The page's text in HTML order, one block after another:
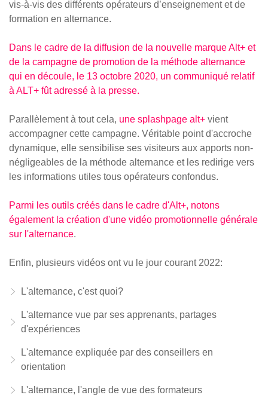
vis-à-vis des différents opérateurs d’enseignement et de
formation en alternance.
Dans le cadre de la diffusion de la nouvelle marque Alt+ et
de la campagne de promotion de la méthode alternance
qui en découle, le 13 octobre 2020, un communiqué relatif
à ALT+ fût adressé à la presse.
Parallèlement à tout cela, une splashpage alt+ vient
accompagner cette campagne. Véritable point d'accroche
dynamique, elle sensibilise ses visiteurs aux apports non-
négligeables de la méthode alternance et les redirige vers
les informations utiles tous opérateurs confondus.
Parmi les outils créés dans le cadre d'Alt+, notons
également la création d'une vidéo promotionnelle générale
sur l'alternance.
Enfin, plusieurs vidéos ont vu le jour courant 2022:
L'alternance, c'est quoi?
L'alternance vue par ses apprenants, partages
d'expériences
L'alternance expliquée par des conseillers en
orientation
L'alternance, l'angle de vue des formateurs